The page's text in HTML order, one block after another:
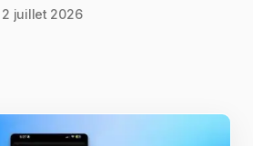
2 juillet 2026